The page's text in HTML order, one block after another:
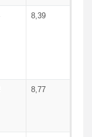
8,39
8,77